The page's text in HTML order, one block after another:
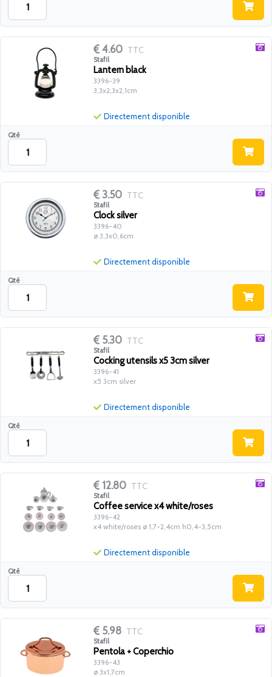
4.60 TTC
Stafil
Lantern black
3396-39
3,3x2,3x2,1cm
Qté
Directement disponible
3.50 TTC
Stafil
Clock silver
3396-40
ø 3,3x0,6cm
Qté
Directement disponible
5.30 TTC
Stafil
Cocking utensils x5 3cm silver
3396-41
x5 3cm silver
Qté
Directement disponible
12.80 TTC
Stafil
Coffee service x4 white/roses
3396-42
x4 white/roses ø 1,7-2,4cm h0,4-3,5cm
Qté
Directement disponible
5.98 TTC
Stafil
Pentola + Coperchio
3396-43
ø 3x1,7cm